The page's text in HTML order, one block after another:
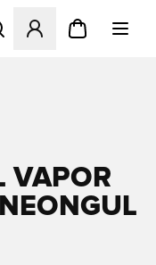
en Modal til at
VAPOR